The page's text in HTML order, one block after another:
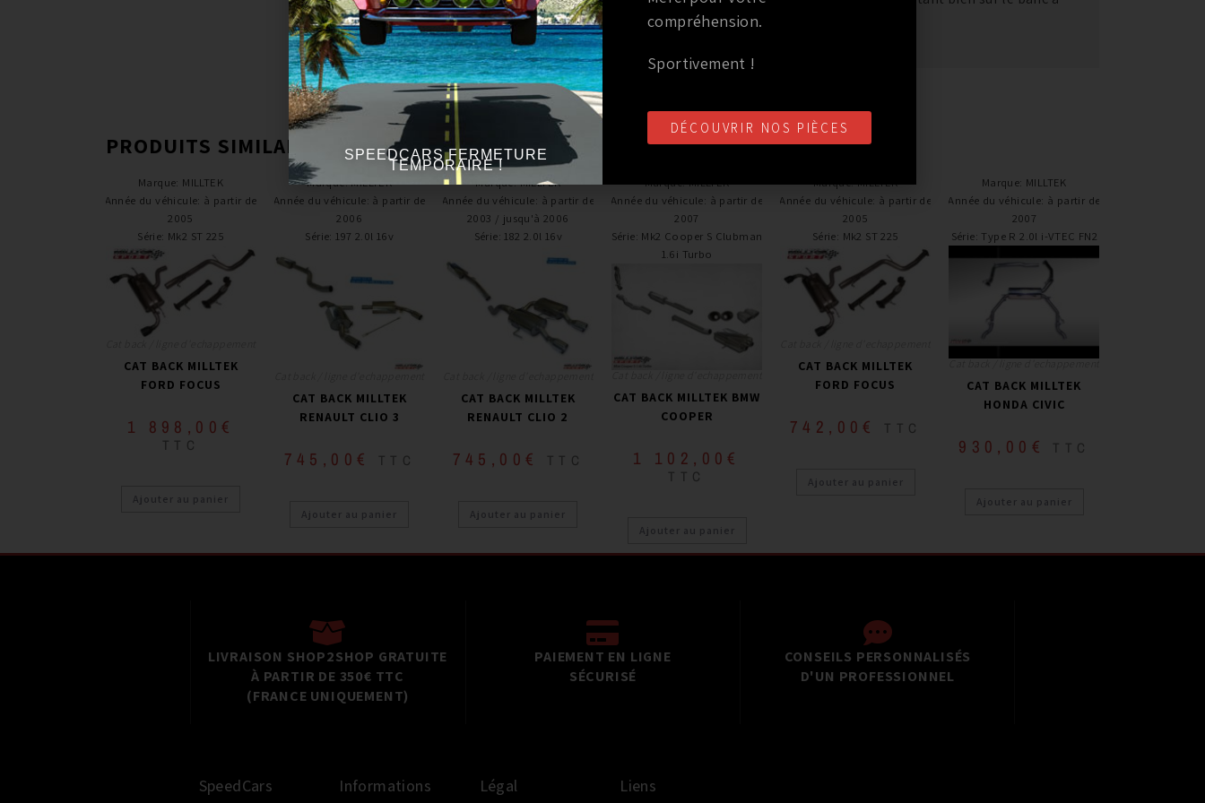
rouleaux qui nous donne une vraie indication de performance.
PRODUITS SIMILAIRES
Marque: MILLTEK
Année du véhicule: à partir de
2005
Série: Mk2 ST 225
CAT BACK MILLTEK
FORD FOCUS
1 898,00 €
TTC
Ajouter au panier
Marque:MILLTEK
Année du véhicule: à partir de
2006
Série:197 2.0l 16v
CAT BACK MILLTEK
RENAULT CLIO 3
745,00 € TTC
Ajouter au panier
Marque:MILLTEK
Année du véhicule: à partir de
2003 / jusqu'à 2006
Série:182 2.0l 16v
CAT BACK MILLTEK
RENAULT CLIO 2
745,00 € TTC
Ajouter au panier
Marque:MILLTEK
Année du véhicule: à partir de
2007
Série: Mk2 Cooper S Clubman
1.6i Turbo
CAT BACK MILLTEK BMW
COOPER
1 102,00 €
TTC
Ajouter au panier
Marque:MILLTEK
Année du véhicule: à partir de
2005
Série: Mk2 ST 225
CAT BACK MILLTEK
FORD FOCUS
742,00 € TTC
Ajouter au panier
Marque: MILLTEK
Année du véhicule: à partir de
2007
Série: Type R 2.0l i-VTEC FN2
CAT BACK MILLTEK
HONDA CIVIC
930,00 € TTC
Ajouter au panier
LIVRAISON SHOP2SHOP GRATUITE
À PARTIR DE 350€ TTC
(FRANCE UNIQUEMENT)
PAIEMENT EN LIGNE
SÉCURISÉ
CONSEILS PERSONNALISÉS
D'UN PROFESSIONNEL
SpeedCars Informations Légal Liens
SPEEDCARS FERMETURE
TEMPORAIRE !
compréhension.
Sportivement !
DÉCOUVRIR NOS PIÈCES